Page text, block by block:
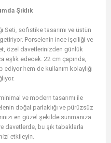
Şıklık
Seti, sofistike tasarımı ve üstün
Porselenin ince işçiliği ve
özel davetlerinizden günlük
eşlik edecek. 22 cm çapında,
hem de kullanım kolaylığı
ve modern tasarımı ile
doğal parlaklığı ve pürüzsüz
en güzel şekilde sunmanıza
davetlerde, bu şık tabaklarla
etkileyin.